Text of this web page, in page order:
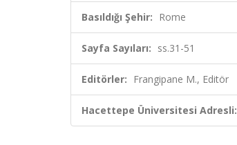
Basıldığı Şehir: Rome
Sayfa Sayıları: ss.31-51
Editörler: Frangipane M., Editör
Hacettepe Üniversitesi Adresli: